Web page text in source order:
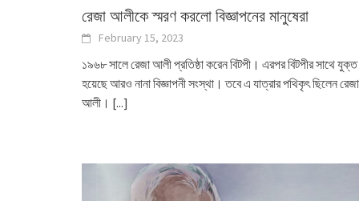
রেজা আলীকে স্মরণ করলো বিজ্ঞাপনের মানুষেরা
February 15, 2023
১৯৬৮ সালে রেজা আলী প্রতিষ্ঠা করেন বিটপী। এরপর বিটপীর সাথে যুক্ত
হয়েছে আরও নানা বিজ্ঞাপনী সংস্থা। তবে এ যাত্রার পথিকৃৎ ছিলেন রেজা
আলী। [...]